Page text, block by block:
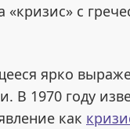
с
ярко
В 1970 году
как